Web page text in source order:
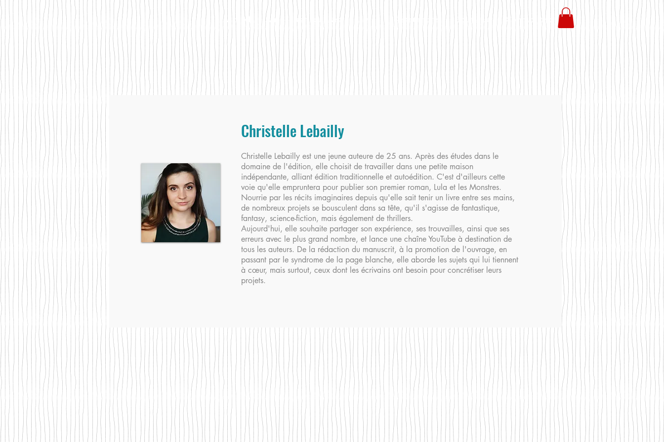
Accueil Autoéditer son livre Livres Prestations Boutique Contact pro
Christelle Lebailly
Christelle Lebailly est une jeune auteure de 25 ans. Après des études dans le
domaine de l'édition, elle choisit de travailler dans une petite maison
indépendante, alliant édition traditionnelle et autoédition. C'est d'ailleurs cette
voie qu'elle empruntera pour publier son premier roman, Lula et les Monstres.
Nourrie par les récits imaginaires depuis qu'elle sait tenir un livre entre ses mains,
de nombreux projets se bousculent dans sa tête, qu'il s'agisse de fantastique,
fantasy, science-fiction, mais également de thrillers.
Aujourd'hui, elle souhaite partager son expérience, ses trouvailles, ainsi que ses
erreurs avec le plus grand nombre, et lance une chaîne YouTube à destination de
tous les auteurs. De la rédaction du manuscrit, à la promotion de l'ouvrage, en
passant par le syndrome de la page blanche, elle aborde les sujets qui lui tiennent
à cœur, mais surtout, ceux dont les écrivains ont besoin pour concrétiser leurs
projets.